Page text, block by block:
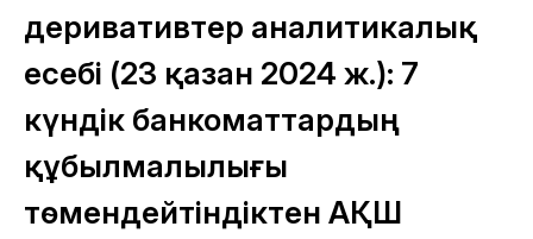
деривативтер аналитикалық
есебі (23 қазан 2024 ж.): 7
күндік банкоматтардың
құбылмалылығы
төмендейтіндіктен АҚШ